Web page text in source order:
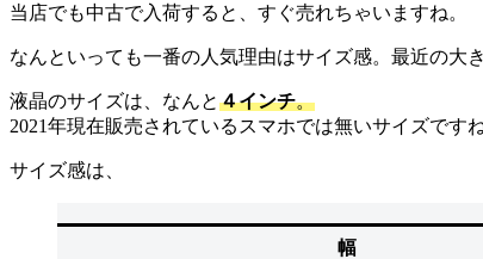
当店でも中古で入荷すると、すぐ売れちゃいますね。
なんといっても一番の人気理由はサイズ感。最近の大
液晶のサイズは、なんと４インチ。
2021年現在販売されているスマホでは無いサイズですね
サイズ感は、
幅